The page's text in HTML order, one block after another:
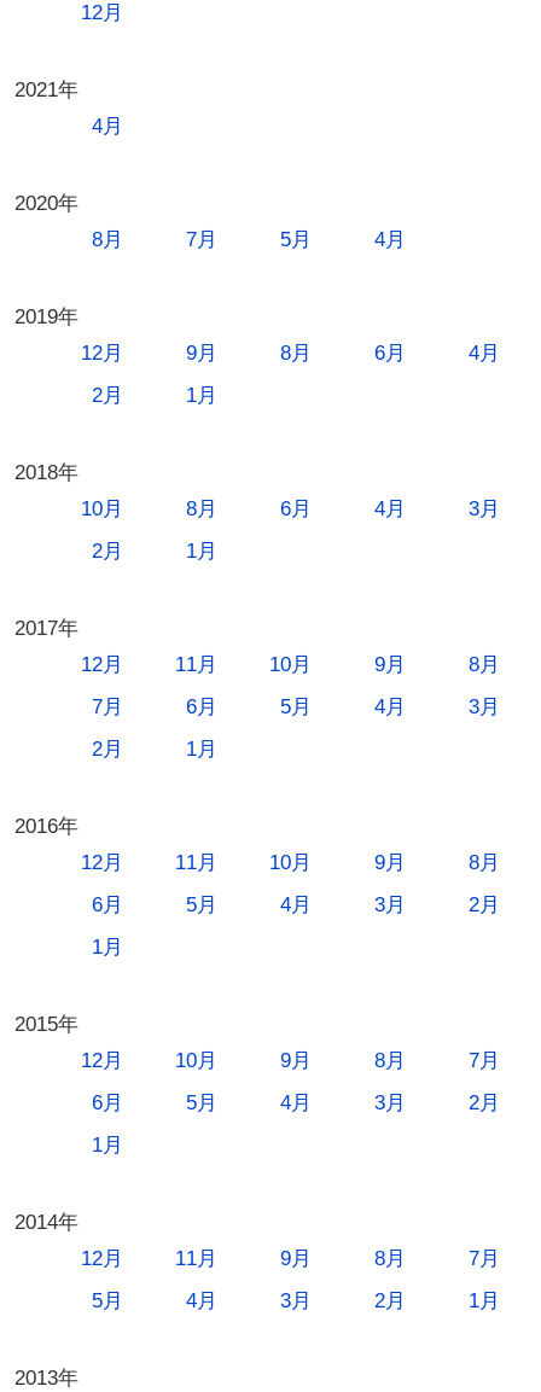
ン
12月
2021年
4月
2020年
8月
7月 5月 4月
2019年
12月
9月 8月 6月
4月
2月
1月
2018年
10月
8月 6月 4月
3月
2月
1月
2017年
12月
11月 10月 9月
8月
7月
6月 5月 4月
3月
2月
1月
2016年
12月
11月 10月 9月
8月
6月
5月 4月 3月
2月
1月
2015年
12月
10月 9月 8月
7月
6月
5月 4月 3月
2月
1月
2014年
12月
11月 9月 8月
7月
5月
4月 3月 2月 1月
2013年